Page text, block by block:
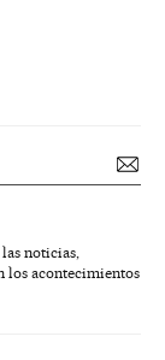
noticias,
los acontecimientos